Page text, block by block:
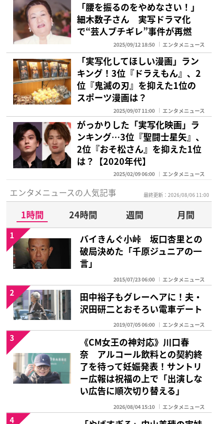
「腰を振るのをやめなさい！」
細木数子さん 実写ドラマ化
で“芸人ブチギレ”事件が再燃
2025/09/12 18:50 エンタメニュース
「実写化してほしい漫画」ラン
キング！3位『ドラえもん』、2
位『鬼滅の刃』を抑えた1位の
スポーツ漫画は？
2025/09/07 11:00 エンタメニュース
がっかりした「実写化映画」ラ
ンキング…3位『聖闘士星矢』、
2位『おそ松さん』を抑えた1位
は？【2020年代】
2025/02/09 06:00 エンタメニュース
エンタメニュースの人気記事 最終更新：2026/08/06 11:00
1時間 24時間 週間
月間
バイきんぐ小峠 坂口杏里との
破局決めた「千原ジュニアの一
言」
2015/07/23 06:00 エンタメニュース
1
田中裕子もグレーヘアに！夫・
沢田研二とおそろい電車デート
2019/07/05 06:00 エンタメニュース
2
《CM女王の神対応》川口春
奈 アルコール飲料との契約終
了を待って妊娠発表！サントリ
ー広報は祝福の上で「出演しな
い広告に順次切り替える」
2026/08/04 15:10 エンタメニュース
3
4